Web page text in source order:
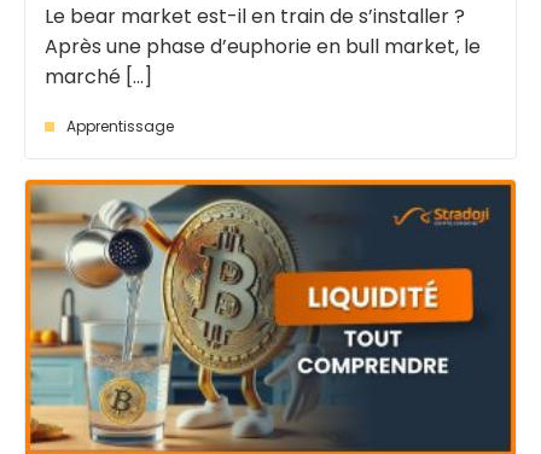
Le bear market est-il en train de s’installer ?
Après une phase d’euphorie en bull market, le
marché [...]
Apprentissage